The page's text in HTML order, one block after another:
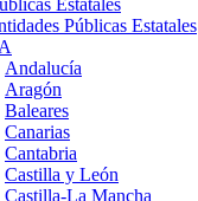
Públicas Estatales
Andalucía
Aragón
Baleares
Canarias
Cantabria
Castilla y León
Castilla-La Mancha